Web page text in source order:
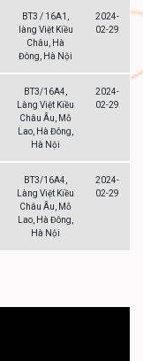
BT3 / 16A1,
làng Việt Kiều
Châu, Hà
Đông, Hà Nội
2024-
02-29
BT3/16A4,
Làng Việt Kiều
Châu Âu, Mỗ
Lao, Hà Đông,
Hà Nội
2024-
02-29
BT3/16A4,
Làng Việt Kiều
Châu Âu, Mỗ
Lao, Hà Đông,
Hà Nội
2024-
02-29